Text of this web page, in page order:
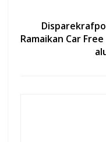
Ramaikan Car